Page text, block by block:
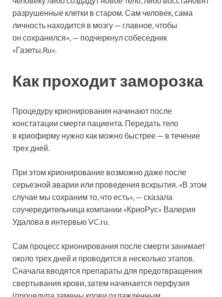
разрушенные клетки в старом. Сам человек, сама
личность находится в мозгу — главное, чтобы
он сохранился», — подчеркнул собеседник
«Газеты.Ru».
Как проходит заморозка
Процедуру крионирования начинают после
констатации смерти пациента. Передать тело
в криофирму нужно как можно быстрее — в течение
трех дней.
При этом крионирование возможно даже после
серьезной аварии или проведения вскрытия. «В этом
случае мы сохраним то, что есть», — сказала
соучередительница компании «КриоРус» Валерия
Удалова в интервью VC.ru.
Сам процесс крионирования после смерти занимает
около трех дней и проводится в несколько этапов.
Сначала вводятся препараты для предотвращения
свертывания крови, затем начинается перфузия